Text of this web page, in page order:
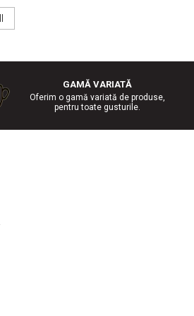
GAMĂ VARIATĂ
Oferim o gamă variată de produse,
pentru toate gusturile.